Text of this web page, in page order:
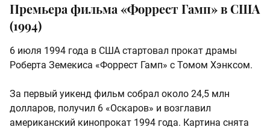
Премьера фильма «Форрест Гамп» в США
(1994)
6 июля 1994 года в США стартовал прокат драмы
Роберта Земекиса «Форрест Гамп» с Томом Хэнксом.
За первый уикенд фильм собрал около 24,5 млн
долларов, получил 6 «Оскаров» и возглавил
американский кинопрокат 1994 года. Картина снята